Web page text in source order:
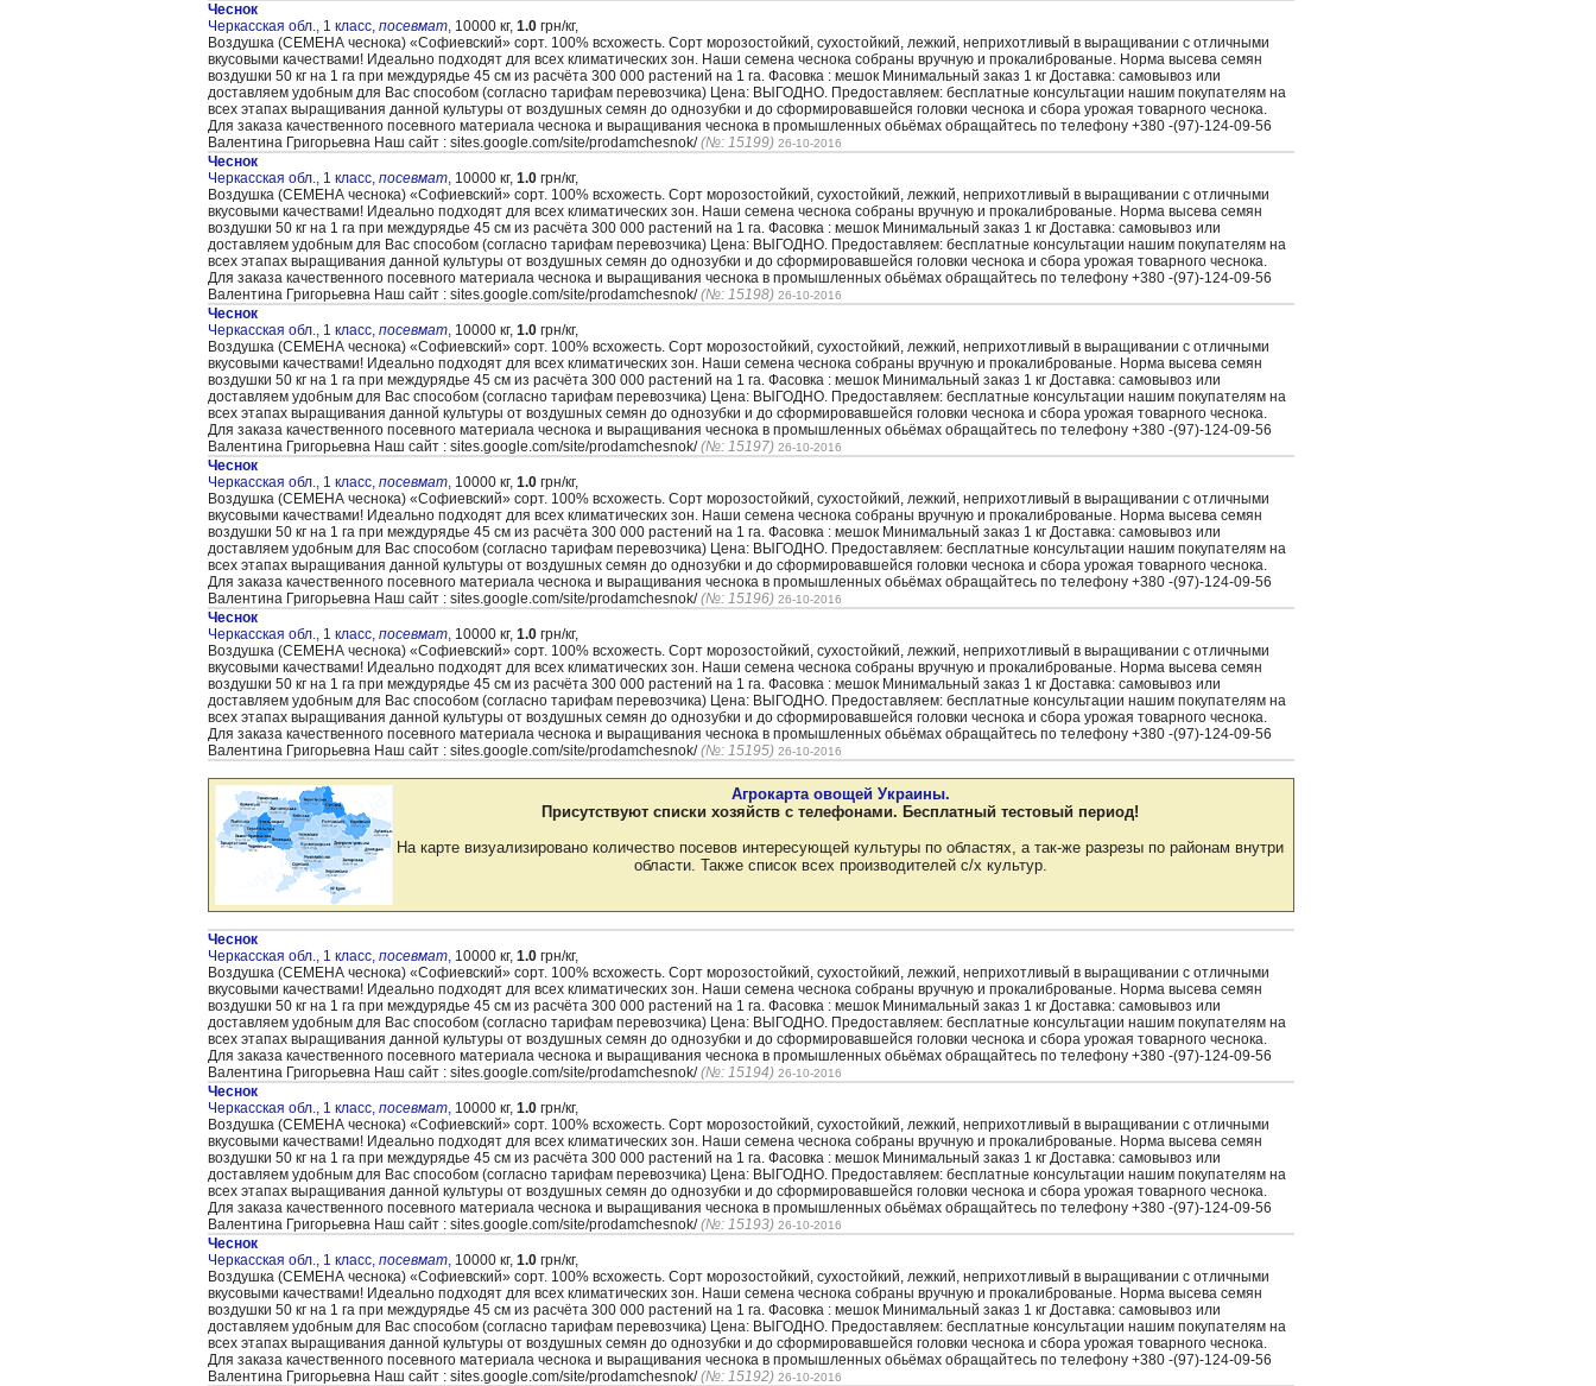
Чеснок
Черкасская обл., 1 класс, посевмат, 10000 кг, 1.0 грн/кг,
Воздушка (CЕМЕНА чеснока) «Cофиевский» сорт. 100% всхожесть. Сорт морозостойкий, сухостойкий, лежкий, неприхотливый в выращивании с отличными
вкусовыми качествами! Идеально подходят для всех климатических зон. Наши семена чеснока собраны вручную и прокалиброваные. Норма высева семян
воздушки 50 кг на 1 га при междурядье 45 см из расчёта 300 000 растений на 1 га. Фасовка : мешок Минимальный заказ 1 кг Доставка: самовывоз или
доставляем удобным для Вас способом (согласно тарифам перевозчика) Цена: ВЫГОДНО. Предоставляем: бесплатные консультации нашим покупателям на
всех этапах выращивания данной культуры от воздушных семян до однозубки и до сформировавшейся головки чеснока и сбора урожая товарного чеснока.
Для заказа качественного посевного материала чеснока и выращивания чеснока в промышленных обьёмах обращайтесь по телефону +380 -(97)-124-09-56
Валентина Григорьевна Наш сайт : sites.google.com/site/prodamchesnok/(№: 15199) 26-10-2016
Чеснок
Черкасская обл., 1 класс, посевмат, 10000 кг, 1.0 грн/кг,
Воздушка (CЕМЕНА чеснока) «Cофиевский» сорт. 100% всхожесть. Сорт морозостойкий, сухостойкий, лежкий, неприхотливый в выращивании с отличными
вкусовыми качествами! Идеально подходят для всех климатических зон. Наши семена чеснока собраны вручную и прокалиброваные. Норма высева семян
воздушки 50 кг на 1 га при междурядье 45 см из расчёта 300 000 растений на 1 га. Фасовка : мешок Минимальный заказ 1 кг Доставка: самовывоз или
доставляем удобным для Вас способом (согласно тарифам перевозчика) Цена: ВЫГОДНО. Предоставляем: бесплатные консультации нашим покупателям на
всех этапах выращивания данной культуры от воздушных семян до однозубки и до сформировавшейся головки чеснока и сбора урожая товарного чеснока.
Для заказа качественного посевного материала чеснока и выращивания чеснока в промышленных обьёмах обращайтесь по телефону +380 -(97)-124-09-56
Валентина Григорьевна Наш сайт : sites.google.com/site/prodamchesnok/(№: 15198) 26-10-2016
Чеснок
Черкасская обл., 1 класс, посевмат, 10000 кг, 1.0 грн/кг,
Воздушка (CЕМЕНА чеснока) «Cофиевский» сорт. 100% всхожесть. Сорт морозостойкий, сухостойкий, лежкий, неприхотливый в выращивании с отличными
вкусовыми качествами! Идеально подходят для всех климатических зон. Наши семена чеснока собраны вручную и прокалиброваные. Норма высева семян
воздушки 50 кг на 1 га при междурядье 45 см из расчёта 300 000 растений на 1 га. Фасовка : мешок Минимальный заказ 1 кг Доставка: самовывоз или
доставляем удобным для Вас способом (согласно тарифам перевозчика) Цена: ВЫГОДНО. Предоставляем: бесплатные консультации нашим покупателям на
всех этапах выращивания данной культуры от воздушных семян до однозубки и до сформировавшейся головки чеснока и сбора урожая товарного чеснока.
Для заказа качественного посевного материала чеснока и выращивания чеснока в промышленных обьёмах обращайтесь по телефону +380 -(97)-124-09-56
Валентина Григорьевна Наш сайт : sites.google.com/site/prodamchesnok/(№: 15197) 26-10-2016
Чеснок
Черкасская обл., 1 класс, посевмат, 10000 кг, 1.0 грн/кг,
Воздушка (CЕМЕНА чеснока) «Cофиевский» сорт. 100% всхожесть. Сорт морозостойкий, сухостойкий, лежкий, неприхотливый в выращивании с отличными
вкусовыми качествами! Идеально подходят для всех климатических зон. Наши семена чеснока собраны вручную и прокалиброваные. Норма высева семян
воздушки 50 кг на 1 га при междурядье 45 см из расчёта 300 000 растений на 1 га. Фасовка : мешок Минимальный заказ 1 кг Доставка: самовывоз или
доставляем удобным для Вас способом (согласно тарифам перевозчика) Цена: ВЫГОДНО. Предоставляем: бесплатные консультации нашим покупателям на
всех этапах выращивания данной культуры от воздушных семян до однозубки и до сформировавшейся головки чеснока и сбора урожая товарного чеснока.
Для заказа качественного посевного материала чеснока и выращивания чеснока в промышленных обьёмах обращайтесь по телефону +380 -(97)-124-09-56
Валентина Григорьевна Наш сайт : sites.google.com/site/prodamchesnok/(№: 15196) 26-10-2016
Чеснок
Черкасская обл., 1 класс, посевмат, 10000 кг, 1.0 грн/кг,
Воздушка (CЕМЕНА чеснока) «Cофиевский» сорт. 100% всхожесть. Сорт морозостойкий, сухостойкий, лежкий, неприхотливый в выращивании с отличными
вкусовыми качествами! Идеально подходят для всех климатических зон. Наши семена чеснока собраны вручную и прокалиброваные. Норма высева семян
воздушки 50 кг на 1 га при междурядье 45 см из расчёта 300 000 растений на 1 га. Фасовка : мешок Минимальный заказ 1 кг Доставка: самовывоз или
доставляем удобным для Вас способом (согласно тарифам перевозчика) Цена: ВЫГОДНО. Предоставляем: бесплатные консультации нашим покупателям на
всех этапах выращивания данной культуры от воздушных семян до однозубки и до сформировавшейся головки чеснока и сбора урожая товарного чеснока.
Для заказа качественного посевного материала чеснока и выращивания чеснока в промышленных обьёмах обращайтесь по телефону +380 -(97)-124-09-56
Валентина Григорьевна Наш сайт : sites.google.com/site/prodamchesnok/(№: 15195) 26-10-2016
Агрокарта овощей Украины.
Присутствуют списки хозяйств с телефонами. Бесплатный тестовый период!
На карте визуализировано количество посевов интересующей культуры по областях, а так-же разрезы по районам внутри
области. Также список всех производителей с/х культур.
Чеснок
Черкасская обл., 1 класс, посевмат, 10000 кг, 1.0 грн/кг,
Воздушка (CЕМЕНА чеснока) «Cофиевский» сорт. 100% всхожесть. Сорт морозостойкий, сухостойкий, лежкий, неприхотливый в выращивании с отличными
вкусовыми качествами! Идеально подходят для всех климатических зон. Наши семена чеснока собраны вручную и прокалиброваные. Норма высева семян
воздушки 50 кг на 1 га при междурядье 45 см из расчёта 300 000 растений на 1 га. Фасовка : мешок Минимальный заказ 1 кг Доставка: самовывоз или
доставляем удобным для Вас способом (согласно тарифам перевозчика) Цена: ВЫГОДНО. Предоставляем: бесплатные консультации нашим покупателям на
всех этапах выращивания данной культуры от воздушных семян до однозубки и до сформировавшейся головки чеснока и сбора урожая товарного чеснока.
Для заказа качественного посевного материала чеснока и выращивания чеснока в промышленных обьёмах обращайтесь по телефону +380 -(97)-124-09-56
Валентина Григорьевна Наш сайт : sites.google.com/site/prodamchesnok/(№: 15194) 26-10-2016
Чеснок
Черкасская обл., 1 класс, посевмат, 10000 кг, 1.0 грн/кг,
Воздушка (CЕМЕНА чеснока) «Cофиевский» сорт. 100% всхожесть. Сорт морозостойкий, сухостойкий, лежкий, неприхотливый в выращивании с отличными
вкусовыми качествами! Идеально подходят для всех климатических зон. Наши семена чеснока собраны вручную и прокалиброваные. Норма высева семян
воздушки 50 кг на 1 га при междурядье 45 см из расчёта 300 000 растений на 1 га. Фасовка : мешок Минимальный заказ 1 кг Доставка: самовывоз или
доставляем удобным для Вас способом (согласно тарифам перевозчика) Цена: ВЫГОДНО. Предоставляем: бесплатные консультации нашим покупателям на
всех этапах выращивания данной культуры от воздушных семян до однозубки и до сформировавшейся головки чеснока и сбора урожая товарного чеснока.
Для заказа качественного посевного материала чеснока и выращивания чеснока в промышленных обьёмах обращайтесь по телефону +380 -(97)-124-09-56
Валентина Григорьевна Наш сайт : sites.google.com/site/prodamchesnok/(№: 15193) 26-10-2016
Чеснок
Черкасская обл., 1 класс, посевмат, 10000 кг, 1.0 грн/кг,
Воздушка (CЕМЕНА чеснока) «Cофиевский» сорт. 100% всхожесть. Сорт морозостойкий, сухостойкий, лежкий, неприхотливый в выращивании с отличными
вкусовыми качествами! Идеально подходят для всех климатических зон. Наши семена чеснока собраны вручную и прокалиброваные. Норма высева семян
воздушки 50 кг на 1 га при междурядье 45 см из расчёта 300 000 растений на 1 га. Фасовка : мешок Минимальный заказ 1 кг Доставка: самовывоз или
доставляем удобным для Вас способом (согласно тарифам перевозчика) Цена: ВЫГОДНО. Предоставляем: бесплатные консультации нашим покупателям на
всех этапах выращивания данной культуры от воздушных семян до однозубки и до сформировавшейся головки чеснока и сбора урожая товарного чеснока.
Для заказа качественного посевного материала чеснока и выращивания чеснока в промышленных обьёмах обращайтесь по телефону +380 -(97)-124-09-56
Валентина Григорьевна Наш сайт : sites.google.com/site/prodamchesnok/(№: 15192) 26-10-2016